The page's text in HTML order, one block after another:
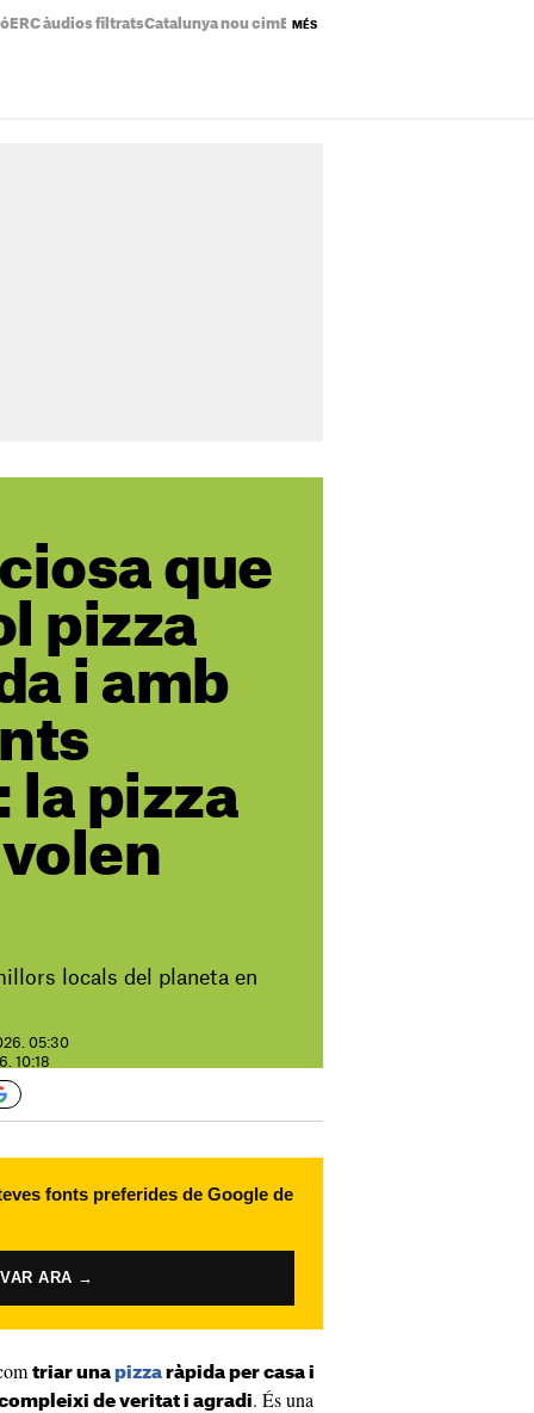
ERC àudios filtratsCatalunya nou cim Eclipsi solar mapa
MÉS
que
pizza
i amb
la pizza
locals del planeta en
05:30
10:18
fonts preferides de Google de
ARA →
triar una pizza ràpida per casa i
de veritat i agradi. És una